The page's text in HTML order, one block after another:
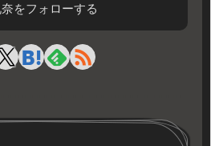
をフォローする